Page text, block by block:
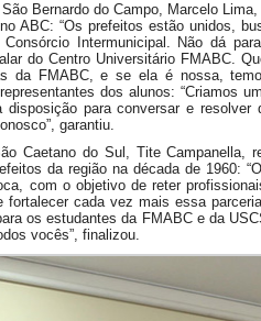
Bernardo do Campo, Marcelo
ABC: “Os prefeitos estão unidos,
Consórcio Intermunicipal. Não dá
do Centro Universitário FMABC.
da FMABC, e se ela é nossa,
dos alunos: “Criamos
para conversar e resolver
garantiu.
Caetano do Sul, Tite Campanella,
da região na década de 1960:
com o objetivo de reter
fortalecer cada vez mais essa
os estudantes da FMABC e da
vocês”, finalizou.